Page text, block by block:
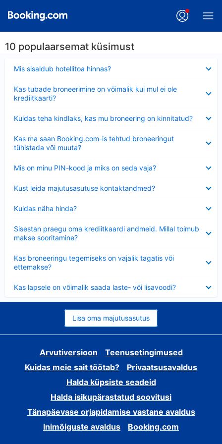
10 populaarsemat küsimust
Mis sisaldub hotellitoa hinnas?
Kas tubade broneerimine on võimalik kui mul ei ole
krediitkaarti?
Kuidas teha kindlaks, kas mu broneering on kinnitatud?
Kas ma saan Booking.com-is tehtud broneeringut
tühistada või muuta?
Mis on minu PIN-kood ja miks on seda vaja?
Kust leida majutusasutuse kontaktandmed?
Kuidas näha hinda?
Sisestan praegu oma krediitkaardi andmeid. Millal toimub
makse sooritamine?
Kas broneeringu tegemiseks on vajalik tagatis või
ettemakse?
Kas lapsele on võimalik saada laste- või lisavoodi?
Lisa oma majutusasutus
Arvutiversioon
Teenusetingimused
Kuidas meie sait töötab?
Privaatsusavaldus
Halda küpsiste seadeid
Halda isikupärastatud soovitusi
Tänapäevase orjapidamise vastane avaldus
Inimõiguste avaldus
Booking.com